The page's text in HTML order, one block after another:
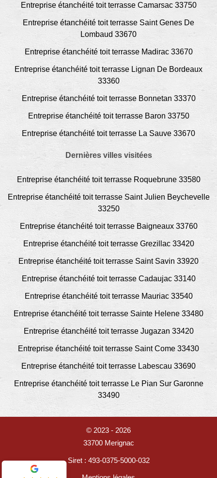
Entreprise étanchéité toit terrasse Camarsac 33750
Entreprise étanchéité toit terrasse Saint Genes De
Lombaud 33670
Entreprise étanchéité toit terrasse Madirac 33670
Entreprise étanchéité toit terrasse Lignan De Bordeaux
33360
Entreprise étanchéité toit terrasse Bonnetan 33370
Entreprise étanchéité toit terrasse Baron 33750
Entreprise étanchéité toit terrasse La Sauve 33670
Dernières villes visitées
Entreprise étanchéité toit terrasse Roquebrune 33580
Entreprise étanchéité toit terrasse Saint Julien Beychevelle
33250
Entreprise étanchéité toit terrasse Baigneaux 33760
Entreprise étanchéité toit terrasse Grezillac 33420
Entreprise étanchéité toit terrasse Saint Savin 33920
Entreprise étanchéité toit terrasse Cadaujac 33140
Entreprise étanchéité toit terrasse Mauriac 33540
Entreprise étanchéité toit terrasse Sainte Helene 33480
Entreprise étanchéité toit terrasse Jugazan 33420
Entreprise étanchéité toit terrasse Saint Come 33430
Entreprise étanchéité toit terrasse Labescau 33690
Entreprise étanchéité toit terrasse Le Pian Sur Garonne
33490
© 2023 - 2026
33700 Merignac
Siret : 493-0375-5000-032